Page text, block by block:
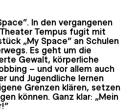
In den vergangenen
Tempus fugit mit
„My Space“ an Schulen
Es geht um die
Gewalt, körperliche
– und vor allem auch
und Jugendliche lernen
Grenzen klären, setzen
können. Ganz klar: „Mein